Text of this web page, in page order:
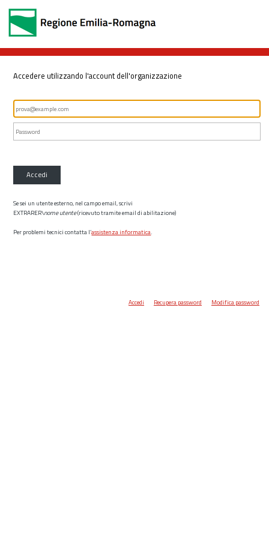
Accedere utilizzando l'account dell'organizzazione
Accedi
Se sei un utente esterno, nel campo email, scrivi
EXTRARER\nome utente(ricevuto tramite email di abilitazione)
Per problemi tecnici contatta l’assistenza informatica.
Accedi Recupera password Modifica password